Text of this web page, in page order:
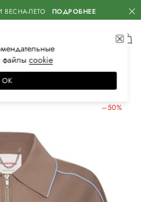
ВЕСНА-ЛЕТО ПОДРОБНЕЕ
одежда Куртки
–50%
файлысооkiе
ОК